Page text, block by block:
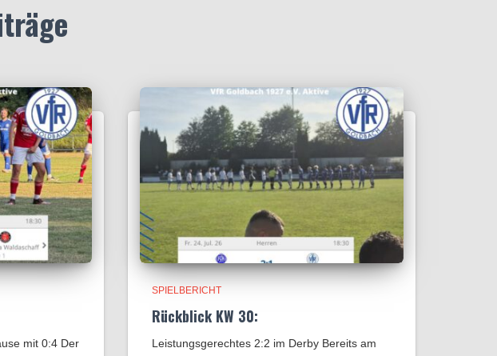
mit 0:4​ Der
SPIELBERICHT
Rückblick KW 30:
Leistungsgerechtes 2:2 im Derby Bereits am